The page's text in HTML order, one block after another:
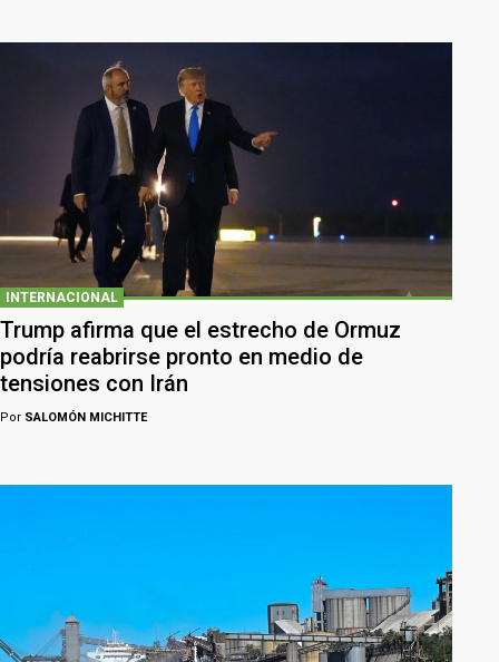
INTERNACIONAL
Trump afirma que el estrecho de Ormuz
podría reabrirse pronto en medio de
tensiones con Irán
Por SALOMÓN MICHITTE